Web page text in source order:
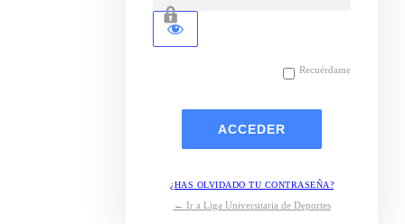
Recuérdame
¿HAS OLVIDADO TU CONTRASEÑA?
← Ir a Liga Universitaria de Deportes